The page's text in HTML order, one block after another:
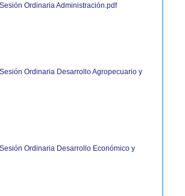
Ordinaria Administración.pdf
Ordinaria Desarrollo Agropecuario y
Ordinaria Desarrollo Económico y